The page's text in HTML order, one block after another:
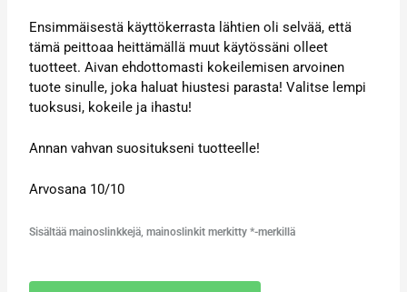
Ensimmäisestä käyttökerrasta lähtien oli selvää, että
tämä peittoaa heittämällä muut käytössäni olleet
tuotteet. Aivan ehdottomasti kokeilemisen arvoinen
tuote sinulle, joka haluat hiustesi parasta! Valitse lempi
tuoksusi, kokeile ja ihastu!
Annan vahvan suositukseni tuotteelle!
Arvosana 10/10
Sisältää mainoslinkkejä, mainoslinkit merkitty *-merkillä